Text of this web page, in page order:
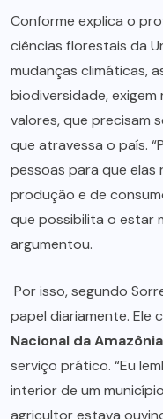
Conforme explica o
ciências florestais da
mudanças climáticas,
biodiversidade,
valores, que precisam
que atravessa o país.
pessoas para que elas
produção e de
que possibilita o estar
argumentou.
Por isso, segundo
papel diariamente. Ele
Nacional da Amazônia
serviço prático. “Eu
interior de um
agricultor estava